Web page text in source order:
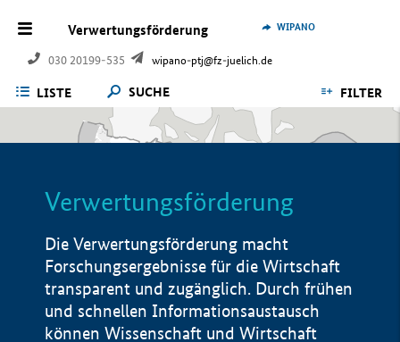
Verwertungsförderung
030 20199-535 wipano-ptj@fz-juelich.de
WIPANO
LISTE SUCHE FILTER
Verwertungsförderung
Die Verwertungsförderung macht
Forschungsergebnisse für die Wirtschaft
transparent und zugänglich. Durch frühen
und schnellen Informationsaustausch
können Wissenschaft und Wirtschaft